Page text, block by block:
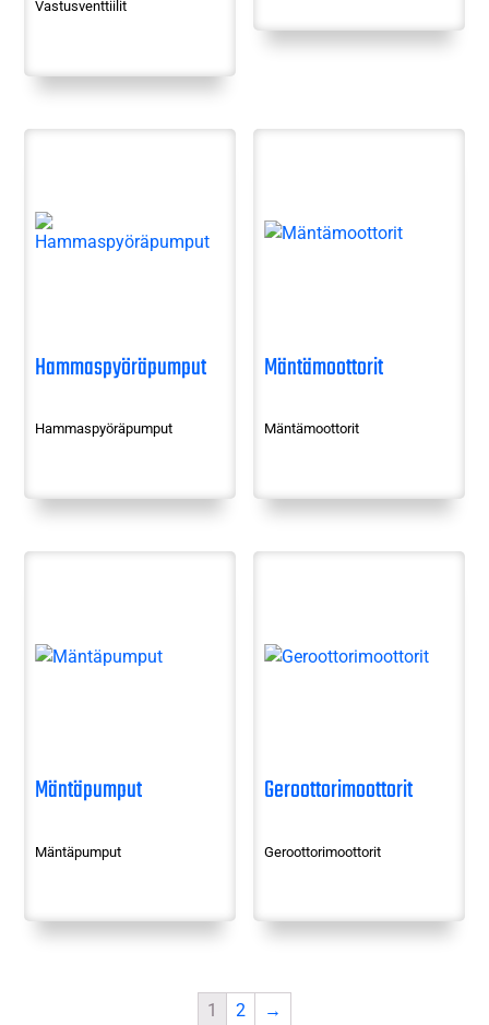
Vastusventtiilit
Hammaspyöräpumput
Hammaspyöräpumput
Mäntämoottorit
Mäntämoottorit
Mäntäpumput
Mäntäpumput
Geroottorimoottorit
Geroottorimoottorit
1 2 →